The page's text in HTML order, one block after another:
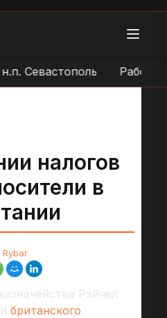
Севастополь Работа
налогов
в
Rybar
Рэйчел
британского